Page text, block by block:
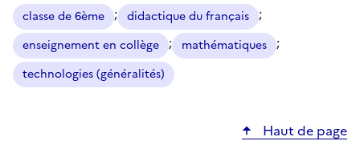
classe de 6ème ; didactique du français ;
enseignement en collège ; mathématiques ;
technologies (généralités)
Haut de page